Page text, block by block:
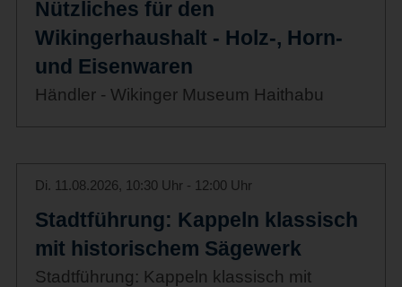
Nützliches für den
Wikingerhaushalt - Holz-, Horn-
und Eisenwaren
Händler - Wikinger Museum Haithabu
Di. 11.08.2026, 10:30 Uhr - 12:00 Uhr
Stadtführung: Kappeln klassisch
mit historischem Sägewerk
Stadtführung: Kappeln klassisch mit